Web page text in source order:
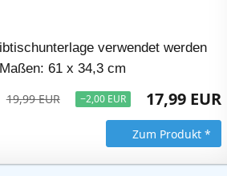
verwendet werden
61 x 34,3 cm
19,99 EUR −2,00 EUR 17,99 EUR
Zum Produkt *